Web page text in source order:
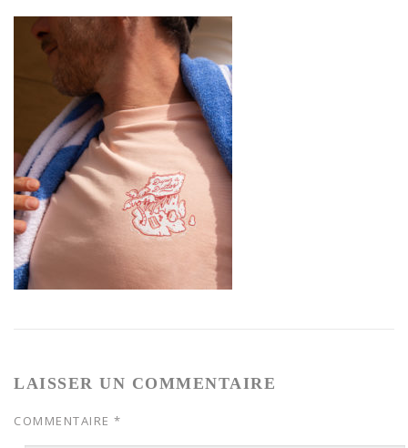
LAISSER UN COMMENTAIRE
COMMENTAIRE *